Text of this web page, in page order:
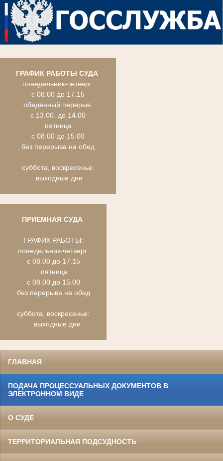
ГРАФИК РАБОТЫ СУДА
понедельник-четверг:
с 08.00 до 17.15
обеденный перерыв:
с 13.00. до 14.00
пятница
с 08.00 до 15.00
без перерыва на обед
суббота, воскресенье:
выходные дни
ПРИЕМНАЯ СУДА
ГРАФИК РАБОТЫ:
понедельник-четверг:
с 08.00 до 17.15
пятница
с 08.00 до 15.00
без перерыва на обед
суббота, воскресенье:
выходные дни
ГЛАВНАЯ
ПОДАЧА ПРОЦЕССУАЛЬНЫХ ДОКУМЕНТОВ В
ЭЛЕКТРОННОМ ВИДЕ
О СУДЕ
ТЕРРИТОРИАЛЬНАЯ ПОДСУДНОСТЬ